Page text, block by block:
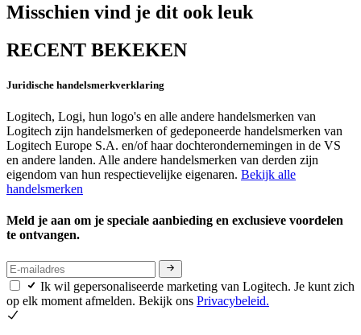
Misschien vind je dit ook leuk
RECENT BEKEKEN
Juridische handelsmerkverklaring
Logitech, Logi, hun logo's en alle andere handelsmerken van
Logitech zijn handelsmerken of gedeponeerde handelsmerken van
Logitech Europe S.A. en/of haar dochterondernemingen in de VS
en andere landen. Alle andere handelsmerken van derden zijn
eigendom van hun respectievelijke eigenaren. Bekijk alle
handelsmerken
Meld je aan om je speciale aanbieding en exclusieve voordelen
te ontvangen.
Ik wil gepersonaliseerde marketing van Logitech. Je kunt zich
op elk moment afmelden. Bekijk ons Privacybeleid.